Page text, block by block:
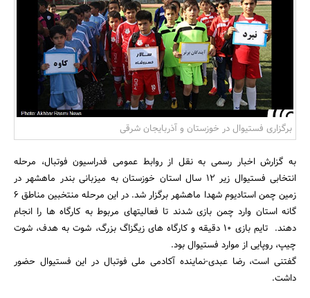
بانک، بیمه و سرمایه
مسکن و ساختمان
برگزاری فستیوال در خوزستان و آذربایجان شرقی
به گزارش اخبار رسمی به نقل از روابط عمومی فدراسیون فوتبال، مرحله
انتخابی فستیوال زیر 12 سال استان خوزستان به میزبانی بندر ماهشهر در
زمین چمن استادیوم شهدا ماهشهر برگزار شد. در این مرحله منتخبین مناطق 6
گانه استان وارد چمن بازی شدند تا فعالیتهای مربوط به کارگاه ها را انجام
دهند. تایم بازی 10 دقیقه و کارگاه های زیگزاگ بزرگ، شوت به هدف، شوت
چیپ، روپایی از موارد فستیوال بود.
گفتنی است، رضا عبدی-نماینده آکادمی ملی فوتبال در این فستیوال حضور
داشت.